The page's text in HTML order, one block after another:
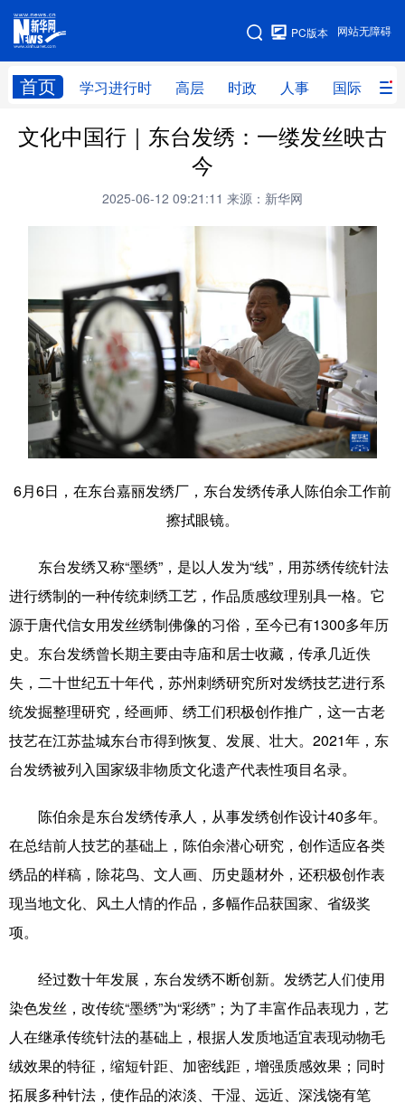
网站无障碍
PC版本
首页 学习进行时 高层 时政 人事 国际 财
网站地图
学习进行时 高层 时政 人事
文化 书画 健康 军事
访谈 视频 图片 政务
法律 中央文件 金融 汽车
食品 人居 信息化 数字经济
学术中国 乡村振兴 溯源中国
娱乐
文化产业
地方频道
辽宁 吉林 上海 江苏
浙江 安徽 福建 江西
山东 河南 湖北 湖南
广东 广西 海南 重庆
多语种频道
English Español Français عربى
文化中国行｜东台发绣：一缕发丝映古
今
2025-06-12 09:21:11 来源：新华网
6月6日，在东台嘉丽发绣厂，东台发绣传承人陈伯余工作前
擦拭眼镜。
东台发绣又称“墨绣”，是以人发为“线”，用苏绣传统针法
进行绣制的一种传统刺绣工艺，作品质感纹理别具一格。它
源于唐代信女用发丝绣制佛像的习俗，至今已有1300多年历
史。东台发绣曾长期主要由寺庙和居士收藏，传承几近佚
失，二十世纪五十年代，苏州刺绣研究所对发绣技艺进行系
统发掘整理研究，经画师、绣工们积极创作推广，这一古老
技艺在江苏盐城东台市得到恢复、发展、壮大。2021年，东
台发绣被列入国家级非物质文化遗产代表性项目名录。
陈伯余是东台发绣传承人，从事发绣创作设计40多年。
在总结前人技艺的基础上，陈伯余潜心研究，创作适应各类
绣品的样稿，除花鸟、文人画、历史题材外，还积极创作表
现当地文化、风土人情的作品，多幅作品获国家、省级奖
项。
经过数十年发展，东台发绣不断创新。发绣艺人们使用
染色发丝，改传统“墨绣”为“彩绣”；为了丰富作品表现力，艺
人在继承传统针法的基础上，根据人发质地适宜表现动物毛
绒效果的特征，缩短针距、加密线距，增强质感效果；同时
拓展多种针法，使作品的浓淡、干湿、远近、深浅饶有笔